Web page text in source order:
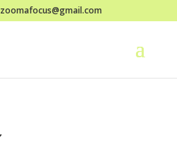
zoomafocus@gmail.com